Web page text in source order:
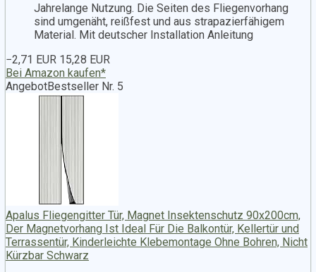
Jahrelange Nutzung. Die Seiten des Fliegenvorhang
sind umgenäht, reißfest und aus strapazierfähigem
Material. Mit deutscher Installation Anleitung
−2,71 EUR 15,28 EUR
Bei Amazon kaufen*
AngebotBestseller Nr. 5
Apalus Fliegengitter Tür, Magnet Insektenschutz 90x200cm,
Der Magnetvorhang Ist Ideal Für Die Balkontür, Kellertür und
Terrassentür, Kinderleichte Klebemontage Ohne Bohren, Nicht
Kürzbar Schwarz